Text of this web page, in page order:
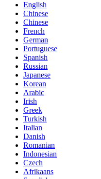
English
Chinese
Chinese
French
German
Portuguese
Spanish
Russian
Japanese
Korean
Arabic
Irish
Greek
Turkish
Italian
Danish
Romanian
Indonesian
Czech
Afrikaans